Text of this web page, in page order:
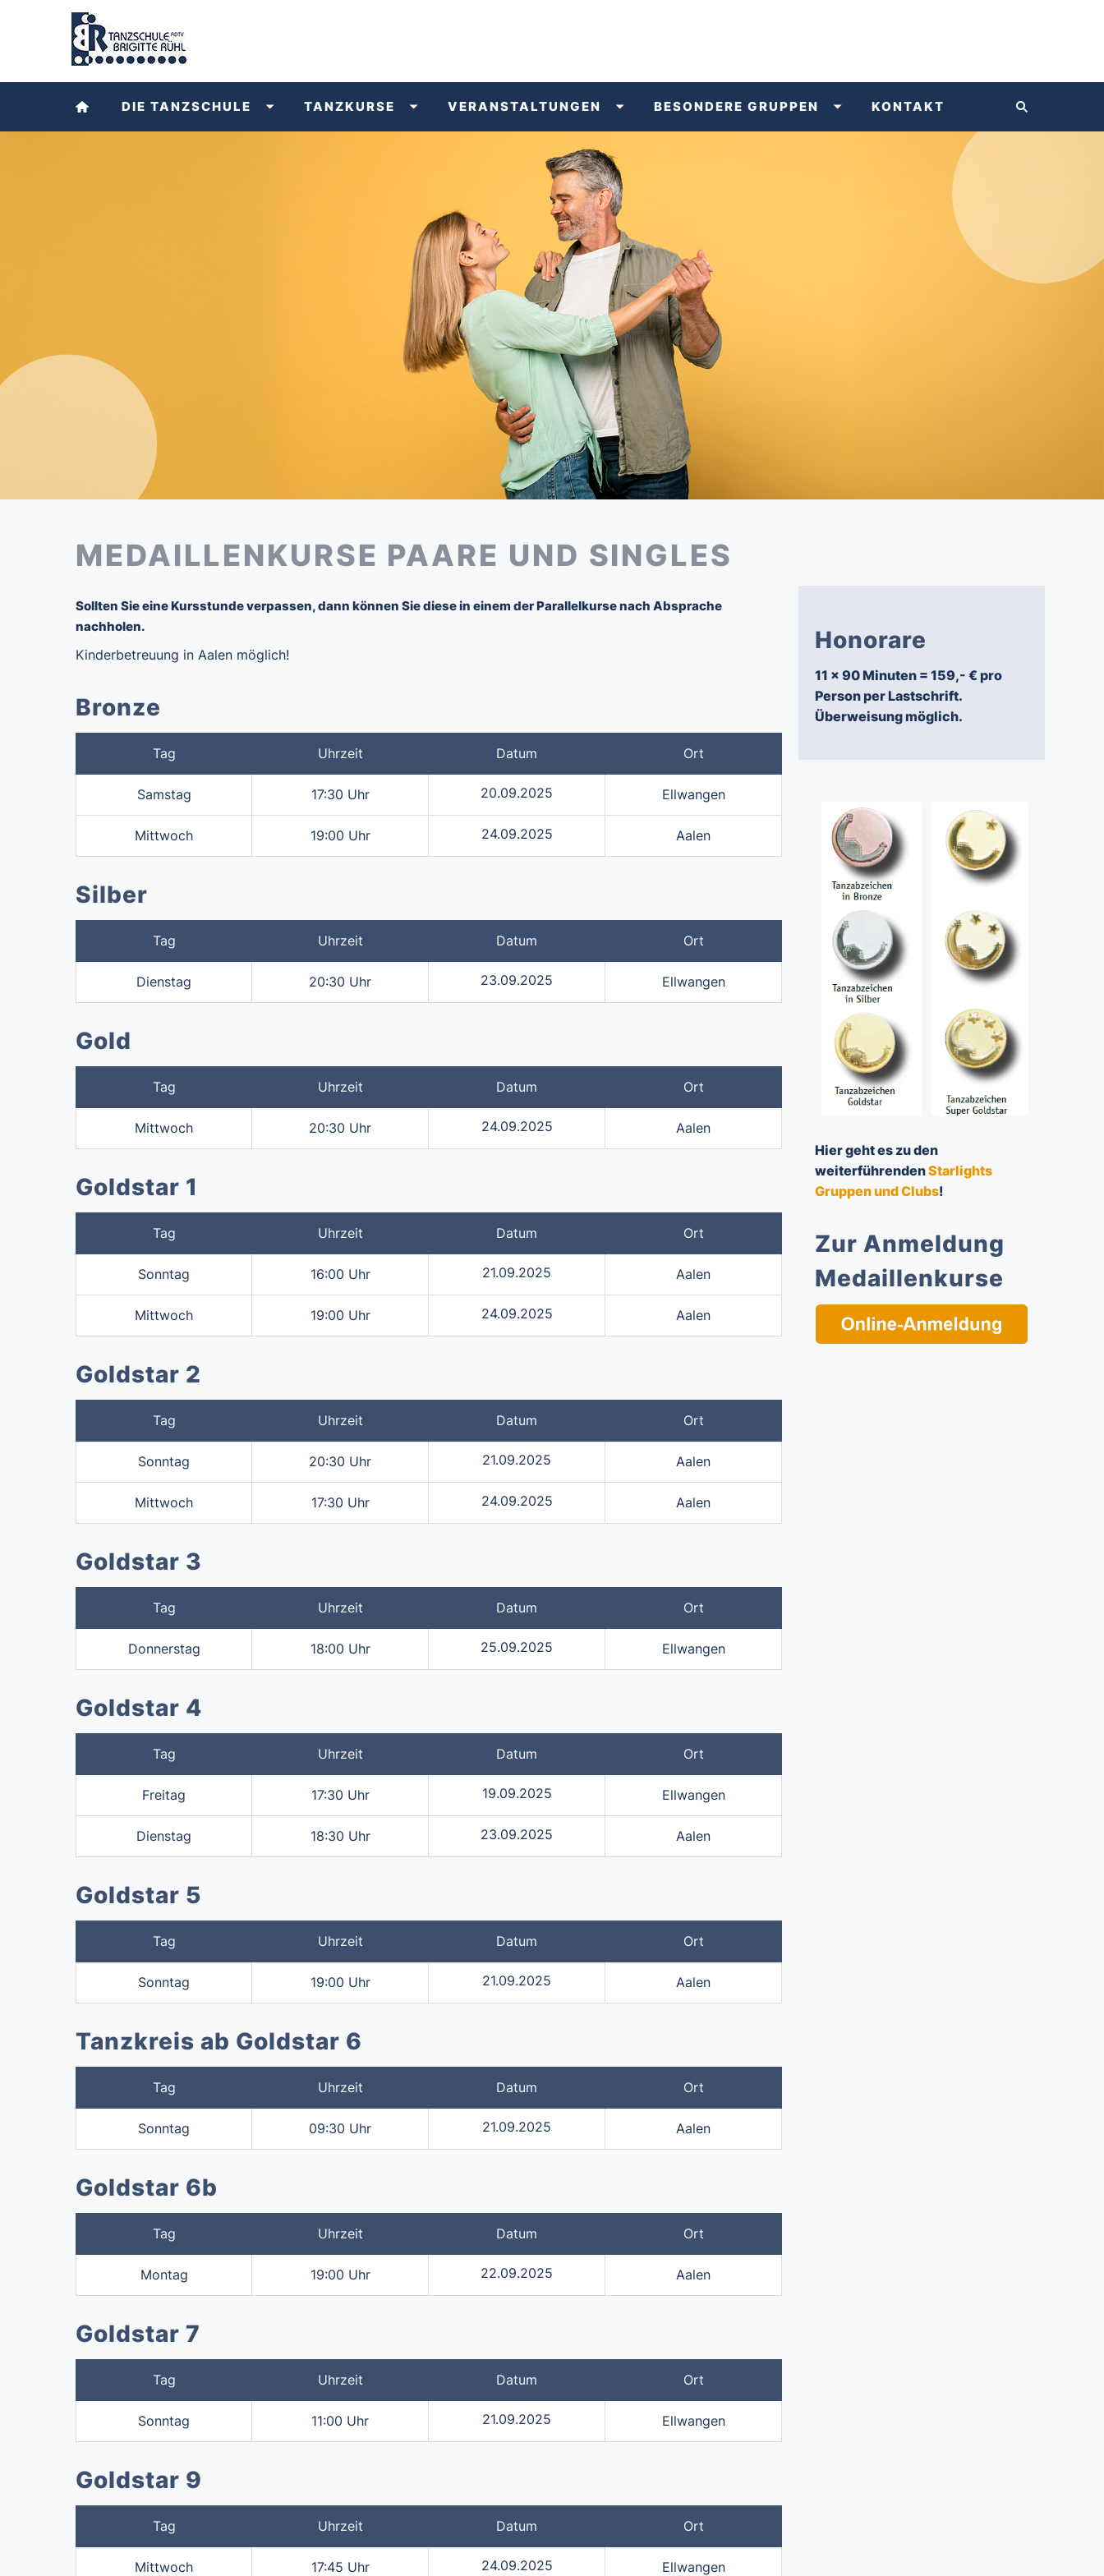
DIE TANZSCHULE TANZKURSE VERANSTALTUNGEN BESONDERE GRUPPEN KONTAKT
MEDAILLENKURSE PAARE UND SINGLES
Sollten Sie eine Kursstunde verpassen, dann können Sie diese in einem der Parallelkurse nach Absprache
nachholen.
Kinderbetreuung in Aalen möglich!
Bronze
Tag Uhrzeit Datum Ort
Samstag 17:30 Uhr 20.09.2025 Ellwangen
Mittwoch 19:00 Uhr 24.09.2025 Aalen
Silber
Tag Uhrzeit Datum Ort
Dienstag 20:30 Uhr 23.09.2025 Ellwangen
Gold
Tag Uhrzeit Datum Ort
Mittwoch 20:30 Uhr 24.09.2025 Aalen
Goldstar 1
Tag Uhrzeit Datum Ort
Sonntag 16:00 Uhr 21.09.2025 Aalen
Mittwoch 19:00 Uhr 24.09.2025 Aalen
Goldstar 2
Tag Uhrzeit Datum Ort
Sonntag 20:30 Uhr 21.09.2025 Aalen
Mittwoch 17:30 Uhr 24.09.2025 Aalen
Goldstar 3
Tag Uhrzeit Datum Ort
Donnerstag 18:00 Uhr 25.09.2025 Ellwangen
Goldstar 4
Tag Uhrzeit Datum Ort
Freitag 17:30 Uhr 19.09.2025 Ellwangen
Dienstag 18:30 Uhr 23.09.2025 Aalen
Goldstar 5
Tag Uhrzeit Datum Ort
Sonntag 19:00 Uhr 21.09.2025 Aalen
Tanzkreis ab Goldstar 6
Tag Uhrzeit Datum Ort
Sonntag 09:30 Uhr 21.09.2025 Aalen
Goldstar 6b
Tag Uhrzeit Datum Ort
Montag 19:00 Uhr 22.09.2025 Aalen
Goldstar 7
Tag Uhrzeit Datum Ort
Sonntag 11:00 Uhr 21.09.2025 Ellwangen
Goldstar 9
Tag Uhrzeit Datum Ort
Mittwoch 17:45 Uhr 24.09.2025 Ellwangen
Honorare
11 x 90 Minuten = 159,- € pro
Person per Lastschrift.
Überweisung möglich.
Hier geht es zu den
weiterführendenStarlights
Gruppen und Clubs!
Zur Anmeldung
Medaillenkurse